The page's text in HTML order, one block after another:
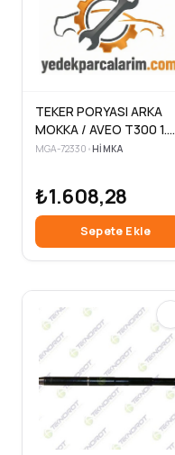
TEKER PORYASI ARKA
MOKKA / AVEO T300 1.2
1.4 1.6 1.7 CDTI 5 BİJON
MGA-72330 •HIMKA
₺1.608,28
Sepete Ekle